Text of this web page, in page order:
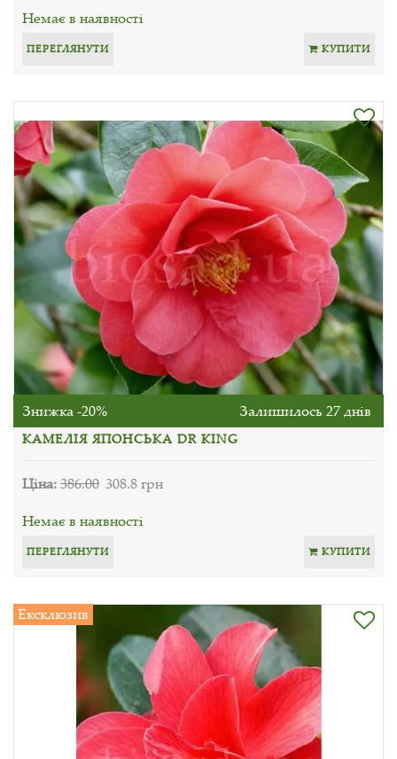
Немає в наявності
ПЕРЕГЛЯНУТИ КУПИТИ
Знижка -20% Залишилось 27 днів
КАМЕЛІЯ ЯПОНСЬКА DR KING
Ціна:386.00 308.8 грн
Немає в наявності
ПЕРЕГЛЯНУТИ КУПИТИ
Ексклюзив